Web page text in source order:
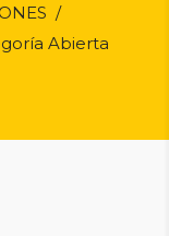
/
Abierta